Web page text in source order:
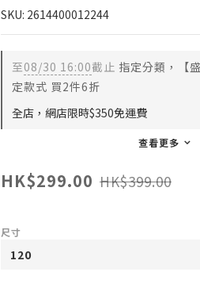
SKU: 2614400012244
至08/30 16:00截止 指定分類，【
定款式 買2件6折
全店，網店限時$350免運費
查看更多
HK$299.00 HK$399.00
尺寸